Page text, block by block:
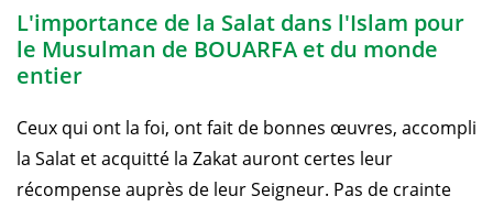
L'importance de la Salat dans l'Islam pour
le Musulman de BOUARFA et du monde
entier
Ceux qui ont la foi, ont fait de bonnes œuvres, accompli
la Salat et acquitté la Zakat auront certes leur
récompense auprès de leur Seigneur. Pas de crainte